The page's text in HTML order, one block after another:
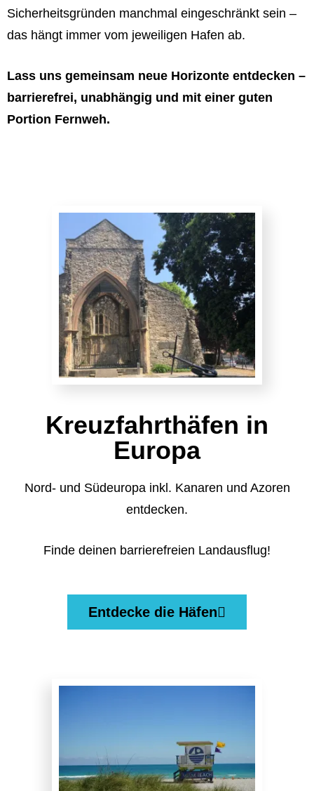
Sicherheitsgründen manchmal eingeschränkt sein –
das hängt immer vom jeweiligen Hafen ab.
Lass uns gemeinsam neue Horizonte entdecken –
barrierefrei, unabhängig und mit einer guten
Portion Fernweh.
Kreuzfahrthäfen in
Europa
Nord- und Südeuropa inkl. Kanaren und Azoren
entdecken.
Finde deinen barrierefreien Landausflug!
Entdecke die Häfen